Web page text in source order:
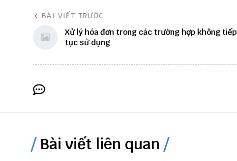
BÀI VIẾT TRƯỚC
Xử lý hóa đơn trong các trường hợp không tiếp
tục sử dụng
Bài viết liên quan